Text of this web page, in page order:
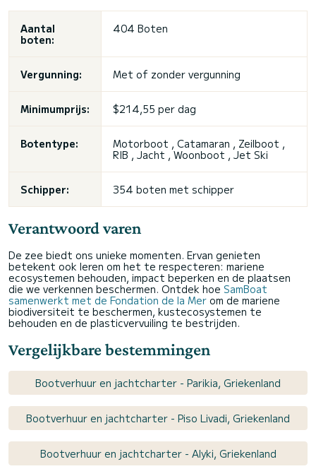
Aantal
boten:
404 Boten
Vergunning: Met of zonder vergunning
Minimumprijs: $214,55 per dag
Botentype:
Motorboot , Catamaran , Zeilboot ,
RIB , Jacht , Woonboot , Jet Ski
Schipper: 354 boten met schipper
Verantwoord varen
De zee biedt ons unieke momenten. Ervan genieten
betekent ook leren om het te respecteren: mariene
ecosystemen behouden, impact beperken en de plaatsen
die we verkennen beschermen. Ontdek hoe SamBoat
samenwerkt met de Fondation de la Mer om de mariene
biodiversiteit te beschermen, kustecosystemen te
behouden en de plasticvervuiling te bestrijden.
Vergelijkbare bestemmingen
Bootverhuur en jachtcharter - Parikia, Griekenland
Bootverhuur en jachtcharter - Piso Livadi, Griekenland
Bootverhuur en jachtcharter - Alyki, Griekenland